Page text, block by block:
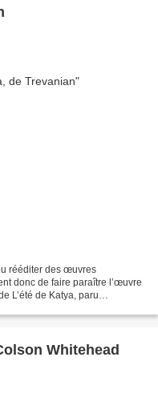
rééditer des œuvres
donc de faire paraître l’œuvre
L’été de Katya, paru
Whitehead